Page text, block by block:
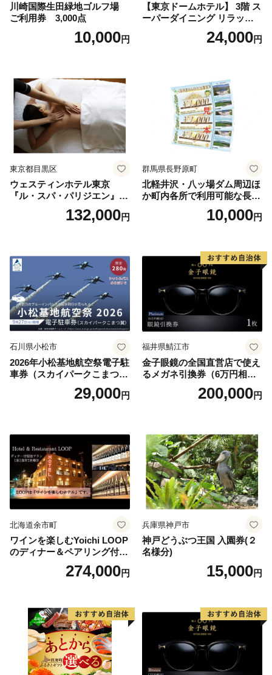
川崎国際生田緑地ゴルフ場
ご利用券 3,000点
10,000円
【東京ドームホテル】 3階 ス
ーパーダイニング リラッサ
ランチブッフェ お食事券 大
人1名様分 関東 東京 ご利用
24,000円
東京都目黒区
ウェスティンホテル東京
『ル・スパ・パリジエン』選
べるボディセラピー90分/1名
132,000円
群馬県長野原町
北軽井沢・八ッ場ダム周辺ほ
か町内各所で利用可能な長野
原町ふるさと感謝券（3,000
円分）【トラベル 観光 旅行
10,000円
石川県小松市
2026年小松基地航空祭電子駐
車券（スカイパークこまつ
翼） 駐車場 シャトルバスの
りばすぐ 石川県 小松市
29,000円
福井県鯖江市
金子眼鏡の全国直営店で使え
るメガネ引換券（6万円相
当） Platinum200,000円
北海道余市町
ワインを楽しむYoichi LOOP
のディナー＆ペアリング付宿
泊プラン＜デラックスツイン
274,000円
兵庫県神戸市
神戸どうぶつ王国 入園券(２
名様分)
15,000円